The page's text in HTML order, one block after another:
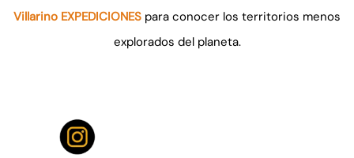
Villarino EXPEDICIONES para conocer los territorios menos
explorados del planeta.